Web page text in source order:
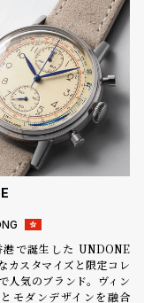
港で誕生した UNDONE
カスタマイズと限定コレ
人気のブランド。ヴィン
モダンデザインを融合